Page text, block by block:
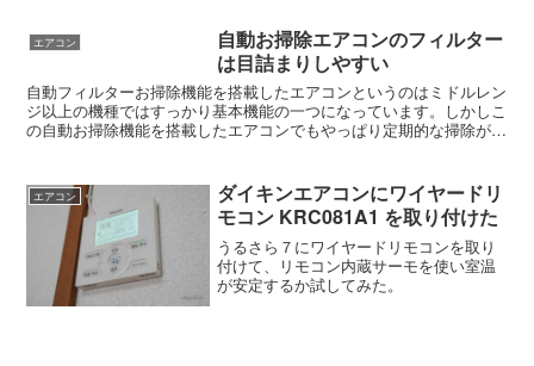
エアコン
自動お掃除エアコンのフィルター
は目詰まりしやすい
自動フィルターお掃除機能を搭載したエアコンというのはミドルレン
ジ以上の機種ではすっかり基本機能の一つになっています。しかしこ
の自動お掃除機能を搭載したエアコンでもやっぱり定期的な掃除が必
エアコン
ダイキンエアコンにワイヤードリ
モコン KRC081A1 を取り付けた
うるさら７にワイヤードリモコンを取り
付けて、リモコン内蔵サーモを使い室温
が安定するか試してみた。